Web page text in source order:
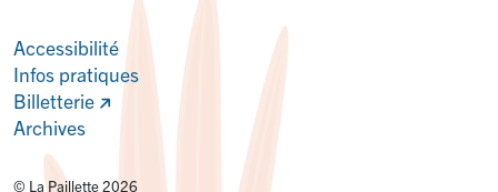
Accessibilité
Infos pratiques
Billetterie
Archives
© La Paillette 2026